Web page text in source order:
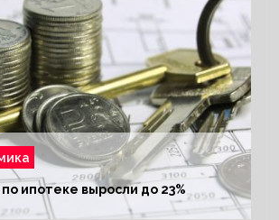
ипотеке выросли до 23%